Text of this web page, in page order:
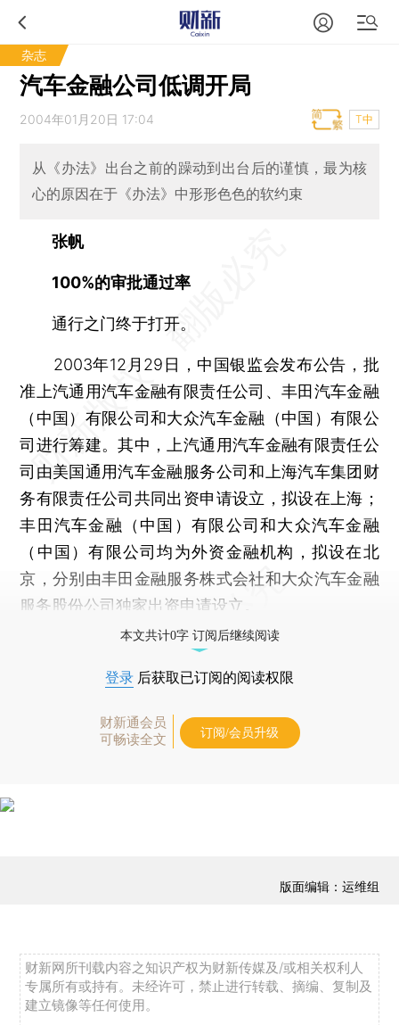
杂志
汽车金融公司低调开局
2004年01月20日 17:04 T中
从《办法》出台之前的躁动到出台后的谨慎，最为核
心的原因在于《办法》中形形色色的软约束
张帆
100%的审批通过率
通行之门终于打开。
2003年12月29日，中国银监会发布公告，批
准上汽通用汽车金融有限责任公司、丰田汽车金融
（中国）有限公司和大众汽车金融（中国）有限公
司进行筹建。其中，上汽通用汽车金融有限责任公
司由美国通用汽车金融服务公司和上海汽车集团财
务有限责任公司共同出资申请设立，拟设在上海；
丰田汽车金融（中国）有限公司和大众汽车金融
（中国）有限公司均为外资金融机构，拟设在北
京，分别由丰田金融服务株式会社和大众汽车金融
服务股份公司独家出资申请设立。
本文共计0字 订阅后继续阅读
登录 后获取已订阅的阅读权限
财新通会员
可畅读全文
订阅/会员升级
版面编辑：运维组
财新网所刊载内容之知识产权为财新传媒及/或相关权利人
专属所有或持有。未经许可，禁止进行转载、摘编、复制及
建立镜像等任何使用。